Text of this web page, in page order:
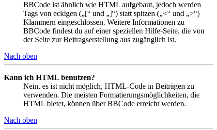
BBCode ist ähnlich wie HTML aufgebaut, jedoch werden
Tags von eckigen („[“ und „]“) statt spitzen („<“ und „>“)
Klammern eingeschlossen. Weitere Informationen zu
BBCode findest du auf einer speziellen Hilfe-Seite, die von
der Seite zur Beitragserstellung aus zugänglich ist.
Nach oben
Kann ich HTML benutzen?
Nein, es ist nicht möglich, HTML-Code in Beiträgen zu
verwenden. Die meisten Formatierungsmöglichkeiten, die
HTML bietet, können über BBCode erreicht werden.
Nach oben